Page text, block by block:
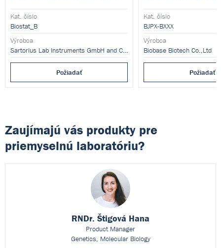
nádob.
Kat. číslo
Biostat_B
Výrobca
Sartorius Lab Instruments GmbH and Co. KG
Požiadať
zobrazuje teplotu, čas,
materiál – ocel lisovaná
Antibakteriální povrch
304 nerezové oceli s
snadné čištění Akustický
proti poruchové stavy UV
Kat. číslo
BJPX-BXXX
Výrobca
Biobase Biotech Co.,Ltd
Požiadať
Zaujímajú vás produkty pre
priemyselnú laboratóriu?
RNDr. Štigová Hana
Product Manager
Genetics, Molecular Biology